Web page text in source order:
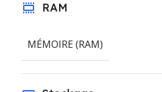
RAM
MÉMOIRE (RAM)